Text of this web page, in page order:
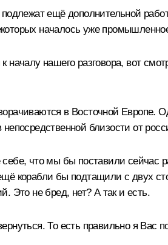
подлежат ещё дополнительной
началось уже
началу нашего разговора, вот
в Восточной Европе.
непосредственной близости от
что мы бы поставили сейчас
корабли бы подтащили с двух
Это не бред, нет? А так и есть.
То есть правильно я Вас